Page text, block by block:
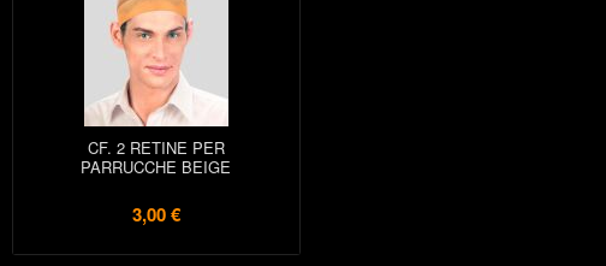
CF. 2 RETINE PER
PARRUCCHE BEIGE
3,00 €